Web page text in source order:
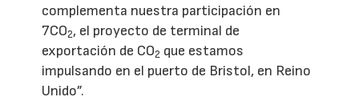
complementa nuestra participación en
7CO2, el proyecto de terminal de
exportación de CO2 que estamos
impulsando en el puerto de Bristol, en Reino
Unido”.